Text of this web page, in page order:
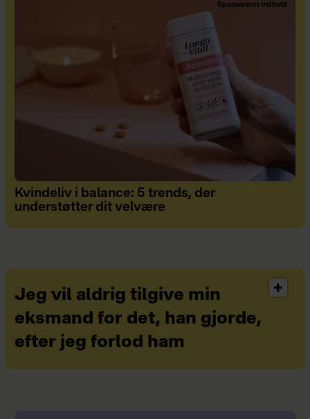
Sponsoreret indhold
Kvindeliv i balance: 5 trends, der
understøtter dit velvære
Jeg vil aldrig tilgive min
eksmand for det, han gjorde,
efter jeg forlod ham